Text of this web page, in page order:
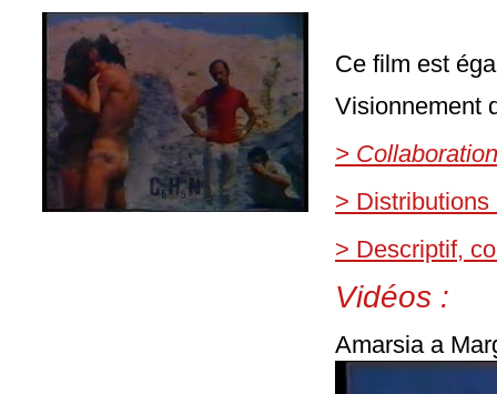
Ce film est
Visionnement
>
> Distributions
> Descriptif,
Vidéos :
Amarsia a